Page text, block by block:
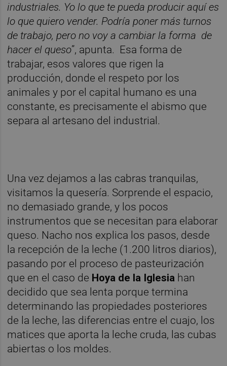
industriales. Yo lo que te pueda producir aquí es
lo que quiero vender. Podría poner más turnos
de trabajo, pero no voy a cambiar la forma de
hacer el queso”, apunta. Esa forma de
trabajar, esos valores que rigen la
producción, donde el respeto por los
animales y por el capital humano es una
constante, es precisamente el abismo que
separa al artesano del industrial.
Una vez dejamos a las cabras tranquilas,
visitamos la quesería. Sorprende el espacio,
no demasiado grande, y los pocos
instrumentos que se necesitan para elaborar
queso. Nacho nos explica los pasos, desde
la recepción de la leche (1.200 litros diarios),
pasando por el proceso de pasteurización
que en el caso de Hoya de la Iglesia han
decidido que sea lenta porque termina
determinando las propiedades posteriores
de la leche, las diferencias entre el cuajo, los
matices que aporta la leche cruda, las cubas
abiertas o los moldes.